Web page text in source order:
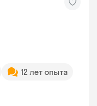
12 лет опыта